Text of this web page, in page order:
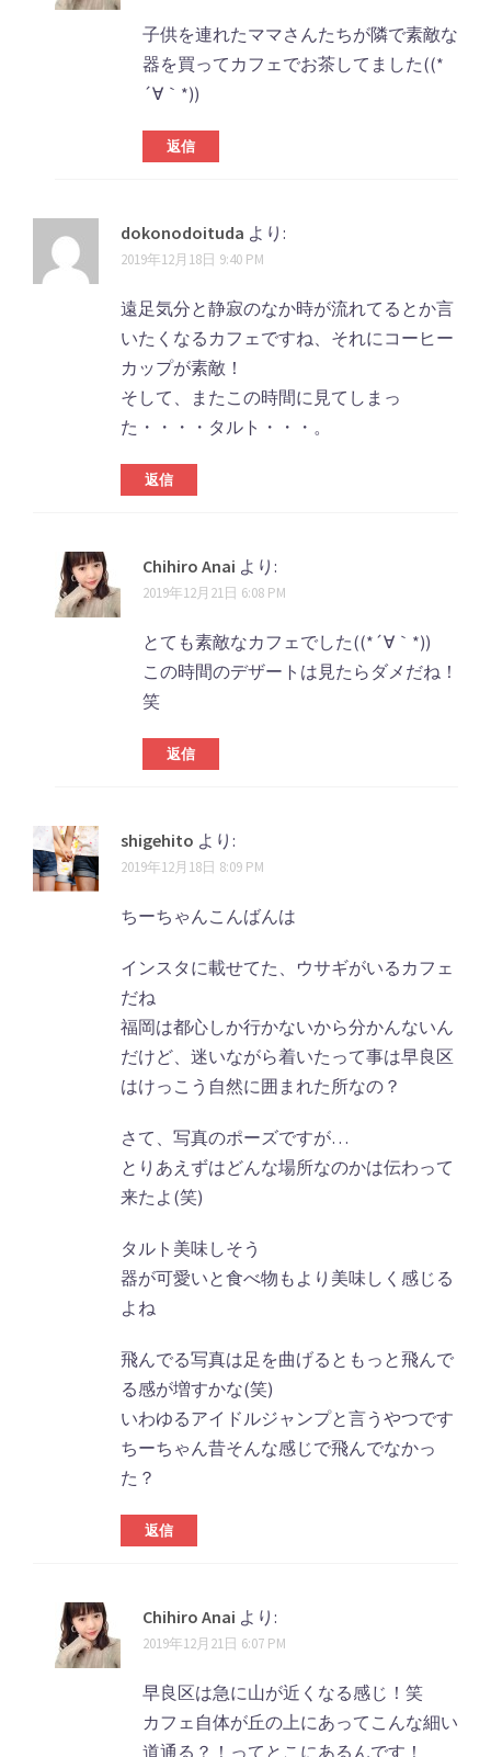
子供を連れたママさんたちが隣で素敵な
器を買ってカフェでお茶してました((*
´∀｀*))
返信
dokonodoituda より:
2019年12月18日 9:40 PM
遠足気分と静寂のなか時が流れてるとか言
いたくなるカフェですね、それにコーヒー
カップが素敵！
そして、またこの時間に見てしまっ
た・・・・タルト・・・。
返信
Chihiro Anai より:
2019年12月21日 6:08 PM
とても素敵なカフェでした((*´∀｀*))
この時間のデザートは見たらダメだね！
笑
返信
shigehito より:
2019年12月18日 8:09 PM
ちーちゃんこんばんは
インスタに載せてた、ウサギがいるカフェ
だね
福岡は都心しか行かないから分かんないん
だけど、迷いながら着いたって事は早良区
はけっこう自然に囲まれた所なの？
さて、写真のポーズですが…
とりあえずはどんな場所なのかは伝わって
来たよ(笑)
タルト美味しそう
器が可愛いと食べ物もより美味しく感じる
よね
飛んでる写真は足を曲げるともっと飛んで
る感が増すかな(笑)
いわゆるアイドルジャンプと言うやつです
ちーちゃん昔そんな感じで飛んでなかっ
た？
返信
Chihiro Anai より:
2019年12月21日 6:07 PM
早良区は急に山が近くなる感じ！笑
カフェ自体が丘の上にあってこんな細い
道通る？！ってとこにあるんです！